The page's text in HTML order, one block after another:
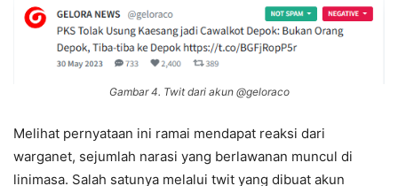
Gambar 4. Twit dari akun @geloraco
Melihat pernyataan ini ramai mendapat reaksi dari
warganet, sejumlah narasi yang berlawanan muncul di
linimasa. Salah satunya melalui twit yang dibuat akun